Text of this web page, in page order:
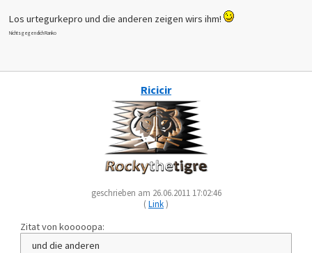
Los urtegurkepro und die anderen zeigen wirs ihm!
Nichts gegen dich Ranko
Ricicir
geschrieben am 26.06.2011 17:02:46
(Link)
Zitat von kooooopa:
und die anderen